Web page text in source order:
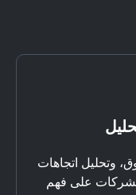
وتحليل اتجاهات
على فهم